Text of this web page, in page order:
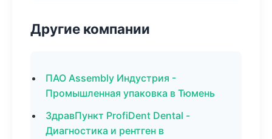
Другие компании
ПАО Assembly Индустрия -
Промышленная упаковка в Тюмень
ЗдравПункт ProfiDent Dental -
Диагностика и рентген в